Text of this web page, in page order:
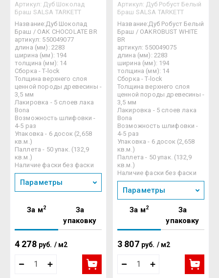
Артикул: Дуб Шоколад
Браш SALSA TARKETT
Название:Дуб Шоколад
Браш / OAK CHOCOLATE BR
артикул: 550049077
длина (мм): 2283
ширина (мм): 194
толщина (мм): 14
Сборка - T-lock
Толщина верхнего слоя
ценной породы древесины -
3,5 мм
Лакировка - 5 слоев лака
Bona
Возможность шлифовки -
4-5 раз
Упаковка - 6 досок (2,658
кв.м.)
Паллета - 50 упак. (132,9
кв.м.)
Наличие фаски без фаски
Параметры
За м2
За
упаковку
4 278 руб. / м2
Артикул: Дуб Робуст Белый
Браш SALSA TARKETT
Название:Дуб Робуст Белый
Браш / OAKROBUST WHITE
BR
артикул: 550049075
длина (мм): 2283
ширина (мм): 194
толщина (мм): 14
Сборка - T-lock
Толщина верхнего слоя
ценной породы древесины -
3,5 мм
Лакировка - 5 слоев лака
Bona
Возможность шлифовки -
4-5 раз
Упаковка - 6 досок (2,658
кв.м.)
Паллета - 50 упак. (132,9
кв.м.)
Наличие фаски без фаски
Параметры
За м2
За
упаковку
3 807 руб. / м2